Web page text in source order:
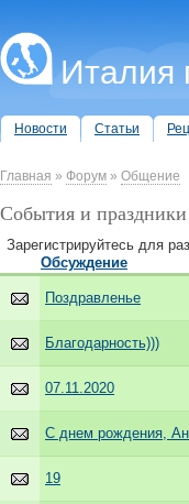
Италия
Новости Статьи
Главная » Форум » Общение
События и праздники
Зарегистрируйтесь для
Обсуждение
Поздравленье
Благодарность)))
07.11.2020
С днем рождения,
19